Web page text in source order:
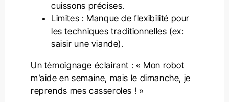
cuissons précises.
Limites : Manque de flexibilité pour
les techniques traditionnelles (ex:
saisir une viande).
Un témoignage éclairant : « Mon robot
m’aide en semaine, mais le dimanche, je
reprends mes casseroles ! »